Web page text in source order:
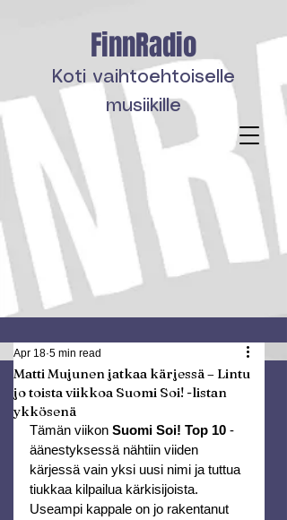
FinnRadio
Koti vaihtoehtoiselle
musiikille
Matti Mujunen jatkaa kärjessä – Lintu
jo toista viikkoa Suomi Soi! -listan
ykkösenä
Apr 18 5 min read
Tämän viikon Suomi Soi! Top 10 -
äänestyksessä nähtiin viiden
kärjessä vain yksi uusi nimi ja tuttua
tiukkaa kilpailua kärkisijoista.
Useampi kappale on jo rakentanut